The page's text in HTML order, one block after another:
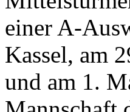
einer A-
Kassel, am
und am 1.